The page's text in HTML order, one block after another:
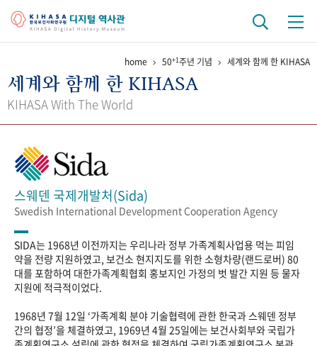
걸어온 길 기관 변천사 역대 기관장
정책과 연구 키워드로 보는 연구 역사
간행물 변천사
기록물 아카이브
사진 아카이브 문서 기록물 행정박물 영상 기록물
성과 50선 숫자로 보는 50년 50+1주년 광장
home 50+1주년 기념 세계와 함께 한 KIHASA
세계와 함께 한 KIHASA
KIHASA With The World
스웨덴 국제개발처(Sida)
Swedish International Development Cooperation Agency
SIDA는 1968년 이전까지는 우리나라 정부 가족계획사업용 먹는 피임
약을 전량 지원하였고, 보건소 현지지도를 위한 소형차량(랜드로버) 80
대를 포함하여 대한가족계획협회 홍보지인 가정의 벗 발간 지원 등 물자
지원에 적극적이었다.
1968년 7월 12일 ‘가족계획 분야 기술협력에 관한 한국과 스웨덴 정부
간의 협정’을 체결하였고, 1969년 4월 25일에는 보건사회부와 국립가